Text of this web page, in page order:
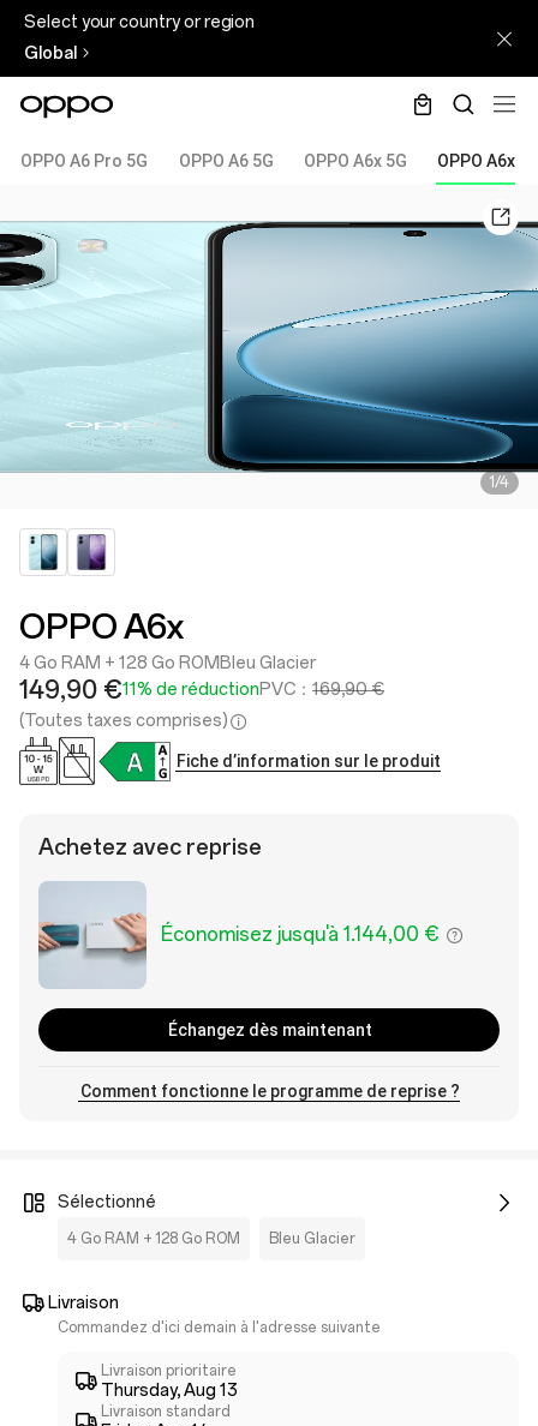
Select your country or region
Global
OPPO A6 Pro 5G OPPO A6 5G OPPO A6x 5G OPPO A6x
1/4
OPPO A6x
4 Go RAM + 128 Go ROM Bleu Glacier
149,90 €11% de réductionPVC： 169,90 €
(Toutes taxes comprises)
Fiche d’information sur le produit
Achetez avec reprise
Économisez jusqu'à 1.144,00 €
Échangez dès maintenant
Comment fonctionne le programme de reprise ?
Sélectionné
4 Go RAM + 128 Go ROM Bleu Glacier
Livraison
Commandez d'ici demain à l'adresse suivante
Livraison prioritaire
Thursday, Aug 13
Livraison standard